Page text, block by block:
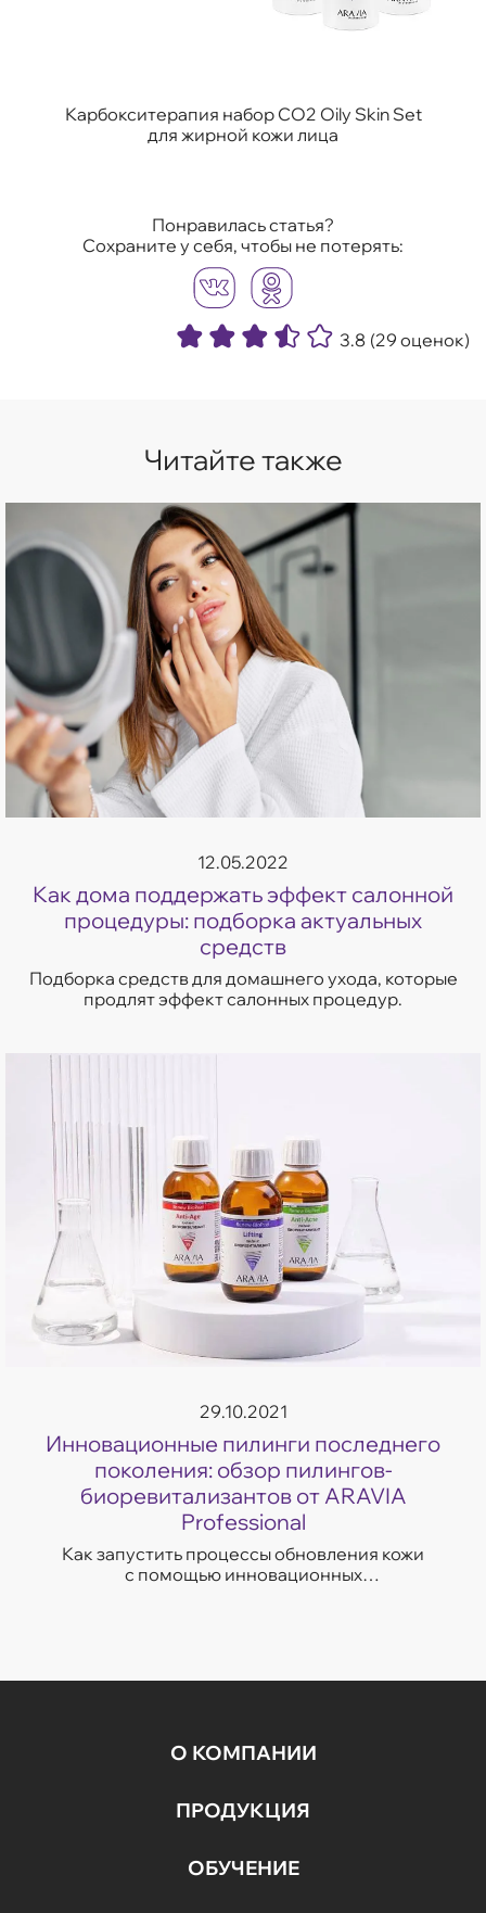
Карбокситерапия набор CO2 Oily Skin Set
для жирной кожи лица
Понравилась статья?
Сохраните у себя, чтобы не потерять:
3.8 (29 оценок)
Читайте также
12.05.2022
Как дома поддержать эффект салонной
процедуры: подборка актуальных
средств
Подборка средств для домашнего ухода, которые
продлят эффект салонных процедур.
29.10.2021
Инновационные пилинги последнего
поколения: обзор пилингов-
биоревитализантов от ARAVIA
Professional
Как запустить процессы обновления кожи
с помощью инновационных
О КОМПАНИИ
ПРОДУКЦИЯ
ОБУЧЕНИЕ